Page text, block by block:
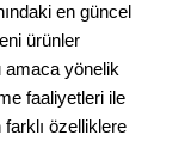
en güncel
ürünler
amaca yönelik
faaliyetleri ile
farklı özelliklere